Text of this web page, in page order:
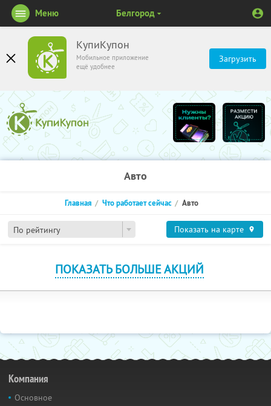
КупиКупон
Мобильное приложение
ещё удобнее
Загрузить
Меню Белгород
Авто
По рейтингу
Главная Что работает сейчас Авто
Показать на карте
ПОКАЗАТЬ БОЛЬШЕ АКЦИЙ
Компания
Основное